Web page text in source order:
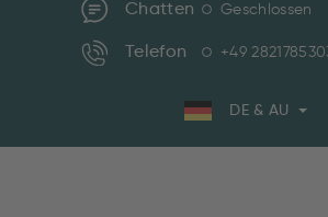
Chatten Geschlossen
Telefon +49
DE & AU